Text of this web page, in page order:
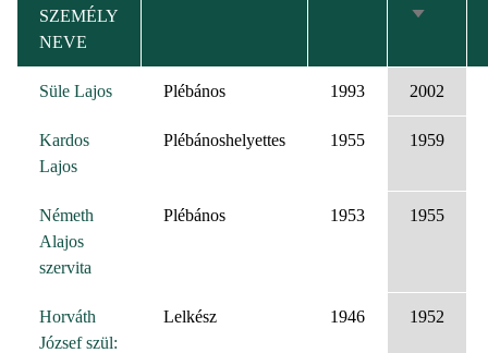
SZEMÉLY
NEVE
Süle Lajos Plébános 1993 2002
Kardos
Lajos
Plébánoshelyettes 1955 1959
Németh
Alajos
szervita
Plébános 1953 1955
Horváth
József szül:
Lelkész 1946 1952